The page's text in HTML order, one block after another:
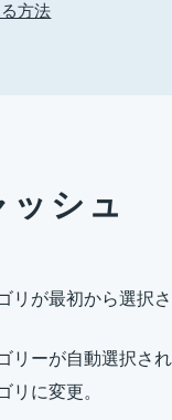
方法
シュ
が最初から選択さ
ーが自動選択さ
リに変更。